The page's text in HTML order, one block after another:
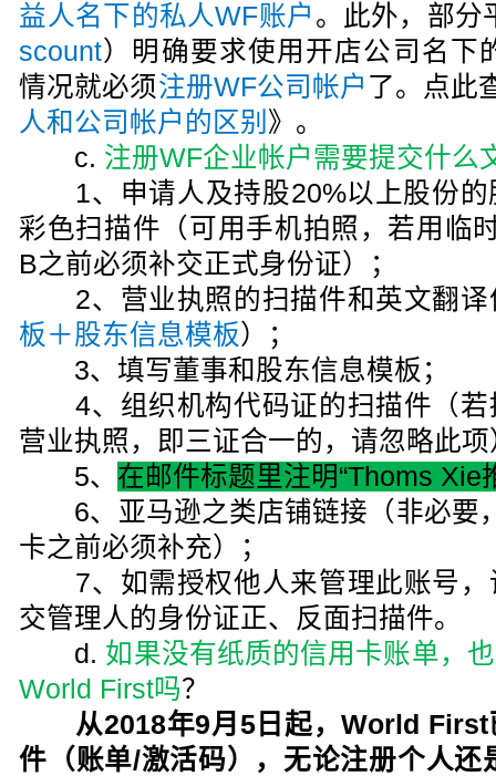
益人名下的私人WF账户 。此外，部分
scount）明确要求使用开店公司名下
情况就必须注册WF公司帐户 了。点此
人和公司帐户的区别 》。
c. 注册WF企业帐户需要提交什么
1、申请人及持股20%以上股份的
彩色扫描件（可用手机拍照，若用临
B之前必须补交正式身份证）；
2、营业执照的扫描件和英文翻译
板＋股东信息模板）；
3、填写董事和股东信息模板；
4、组织机构代码证的扫描件（若
营业执照，即三证合一的，请忽略此项
5、 在邮件标题里注明“Thoms Xie
6、亚马逊之类店铺链接（非必要
卡之前必须补充）；
7、如需授权他人来管理此账号，
交管理人的身份证正、反面扫描件。
d. 如果没有纸质的信用卡账单，
World First吗？
从2018年9月5日起，World
件（账单/激活码），无论注册个人